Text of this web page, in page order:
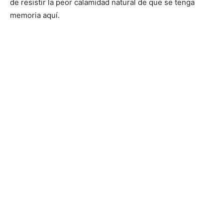
de resistir la peor calamidad natural de que se tenga
memoria aquí.